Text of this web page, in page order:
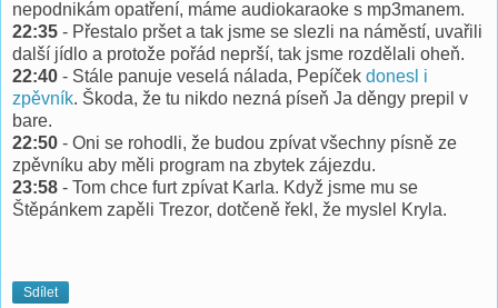
nepodnikám opatření, máme audiokaraoke s mp3manem.
22:35 - Přestalo pršet a tak jsme se slezli na náměstí, uvařili
další jídlo a protože pořád neprší, tak jsme rozdělali oheň.
22:40 - Stále panuje veselá nálada, Pepíček donesl i
zpěvník. Škoda, že tu nikdo nezná píseň Ja děngy prepil v
bare.
22:50 - Oni se rohodli, že budou zpívat všechny písně ze
zpěvníku aby měli program na zbytek zájezdu.
23:58 - Tom chce furt zpívat Karla. Když jsme mu se
Štěpánkem zapěli Trezor, dotčeně řekl, že myslel Kryla.
Sdílet